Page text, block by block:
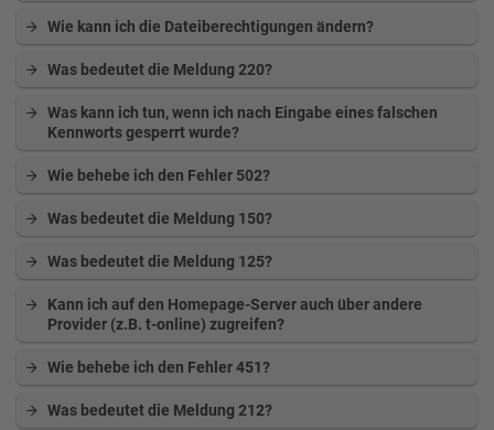
Wie kann ich die Dateiberechtigungen ändern?
Was bedeutet die Meldung 220?
Was kann ich tun, wenn ich nach Eingabe eines falschen
Kennworts gesperrt wurde?
Wie behebe ich den Fehler 502?
Was bedeutet die Meldung 150?
Was bedeutet die Meldung 125?
Kann ich auf den Homepage-Server auch über andere
Provider (z.B. t-online) zugreifen?
Wie behebe ich den Fehler 451?
Was bedeutet die Meldung 212?